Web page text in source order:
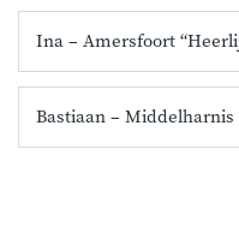
Ina – Amersfoort
Bastiaan –